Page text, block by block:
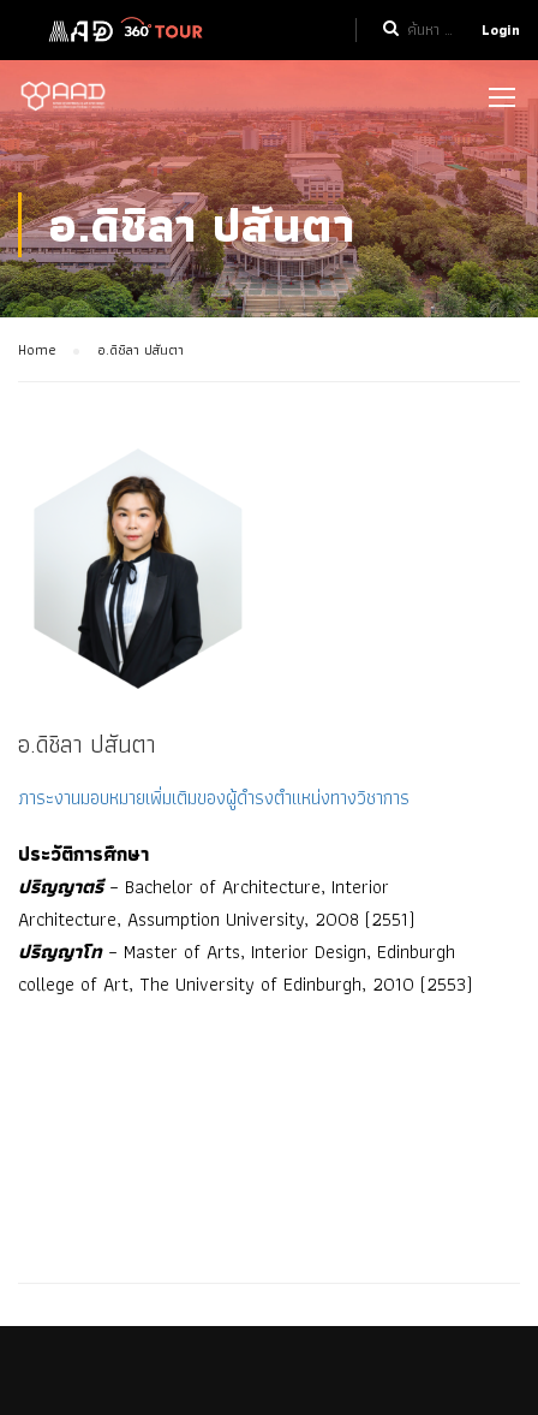
Login
อ.ดิชิลา ปสันตา
Home อ.ดิชิลา ปสันตา
อ.ดิชิลา ปสันตา
ภาระงานมอบหมายเพิ่มเติมของผู้ดำรงตำแหน่งทางวิชาการ
ประวัติการศึกษา
ปริญญาตรี– Bachelor of Architecture, Interior
Architecture, Assumption University, 2008 (2551)
ปริญญาโท– Master of Arts, Interior Design, Edinburgh
college of Art, The University of Edinburgh, 2010 (2553)